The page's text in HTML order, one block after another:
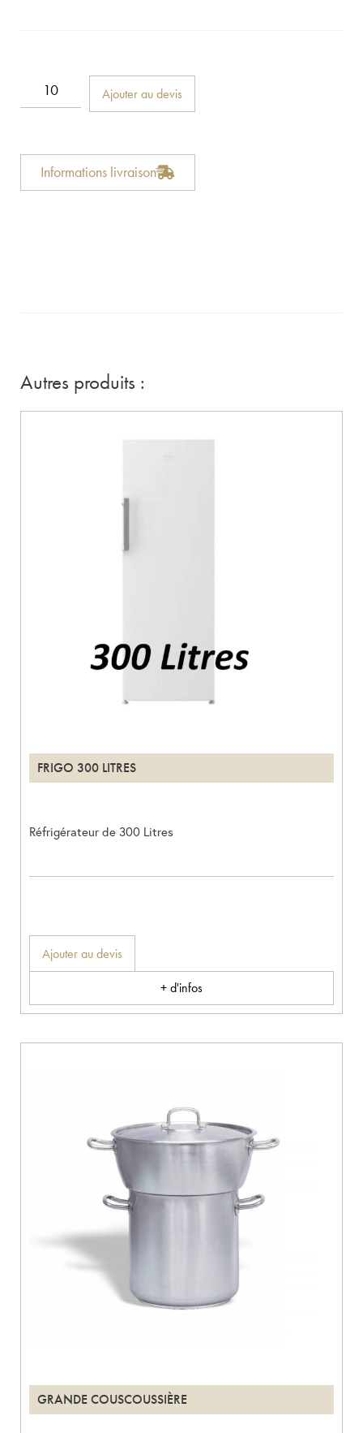
Ajouter au devis
Informations livraison
Autres produits :
FRIGO 300 LITRES
Réfrigérateur de 300 Litres
Ajouter au devis
+ d'infos
GRANDE COUSCOUSSIÈRE